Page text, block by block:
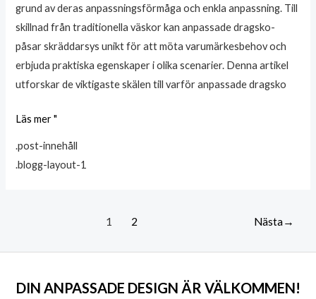
grund av deras anpassningsförmåga och enkla anpassning. Till
skillnad från traditionella väskor kan anpassade dragsko-
påsar skräddarsys unikt för att möta varumärkesbehov och
erbjuda praktiska egenskaper i olika scenarier. Denna artikel
utforskar de viktigaste skälen till varför anpassade dragsko
användbarhet
Läs mer "
.post-innehåll
.blogg-layout-1
1 2 Nästa→
DIN ANPASSADE DESIGN ÄR VÄLKOMMEN!